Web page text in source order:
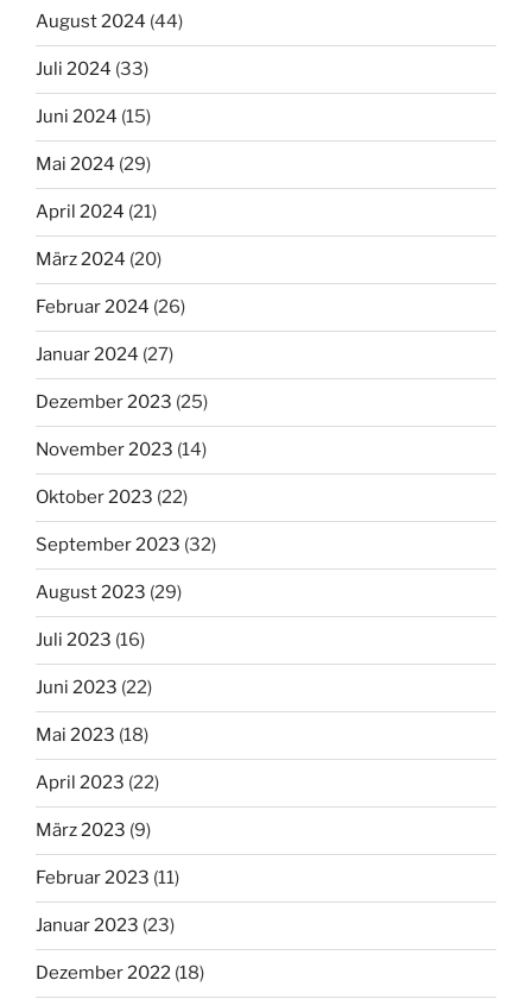
August 2024 (44)
Juli 2024 (33)
Juni 2024 (15)
Mai 2024 (29)
April 2024 (21)
März 2024 (20)
Februar 2024 (26)
Januar 2024 (27)
Dezember 2023 (25)
November 2023 (14)
Oktober 2023 (22)
September 2023 (32)
August 2023 (29)
Juli 2023 (16)
Juni 2023 (22)
Mai 2023 (18)
April 2023 (22)
März 2023 (9)
Februar 2023 (11)
Januar 2023 (23)
Dezember 2022 (18)